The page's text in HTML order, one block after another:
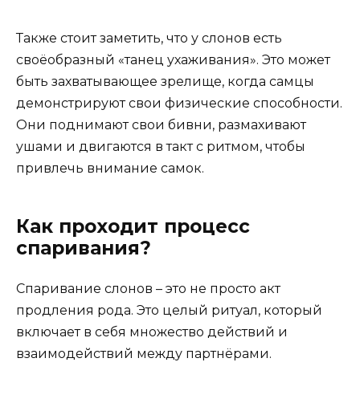
Также стоит заметить, что у слонов есть
своёобразный «танец ухаживания». Это может
быть захватывающее зрелище, когда самцы
демонстрируют свои физические способности.
Они поднимают свои бивни, размахивают
ушами и двигаются в такт с ритмом, чтобы
привлечь внимание самок.
Как проходит процесс
спаривания?
Спаривание слонов – это не просто акт
продления рода. Это целый ритуал, который
включает в себя множество действий и
взаимодействий между партнёрами.